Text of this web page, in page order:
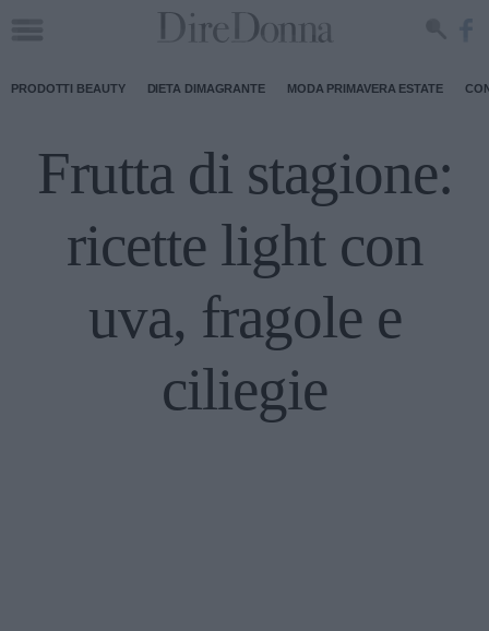
PRODOTTI BEAUTY DIETA DIMAGRANTE MODA PRIMAVERA ESTATE
Frutta di stagione:
ricette light con
uva, fragole e
ciliegie